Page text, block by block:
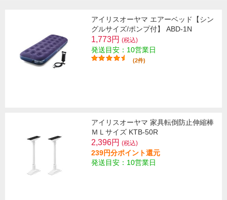
アイリスオーヤマ エアーベッド【シン
グルサイズ/ポンプ付】 ABD-1N
1,773円 (税込)
発送目安：10営業日
(2件)
アイリスオーヤマ 家具転倒防止伸縮棒
ＭＬサイズ KTB-50R
2,396円 (税込)
239円分ポイント還元
発送目安：10営業日